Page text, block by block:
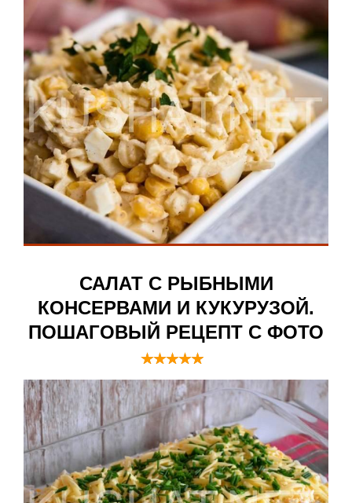
САЛАТ С РЫБНЫМИ
КОНСЕРВАМИ И КУКУРУЗОЙ.
ПОШАГОВЫЙ РЕЦЕПТ С ФОТО